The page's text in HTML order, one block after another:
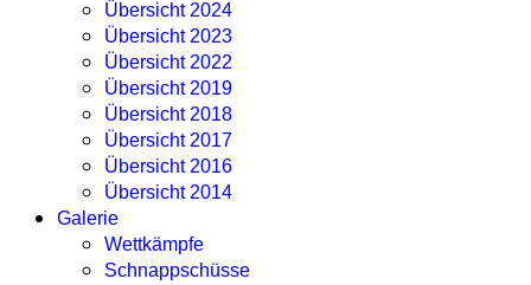
Übersicht 2024
Übersicht 2023
Übersicht 2022
Übersicht 2019
Übersicht 2018
Übersicht 2017
Übersicht 2016
Übersicht 2014
Galerie
Wettkämpfe
Schnappschüsse